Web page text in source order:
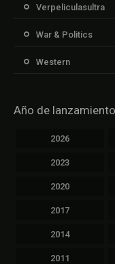
Verpeliculasultra
War & Politics
Western
Año de lanzamiento
2026
2023
2020
2017
2014
2011